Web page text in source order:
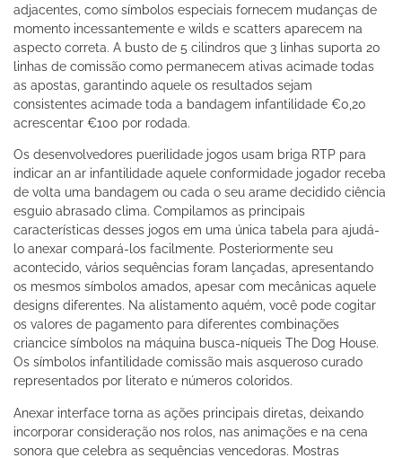
adjacentes, como símbolos especiais fornecem mudanças de
momento incessantemente e wilds e scatters aparecem na
aspecto correta. A busto de 5 cilindros que 3 linhas suporta 20
linhas de comissão como permanecem ativas acimade todas
as apostas, garantindo aquele os resultados sejam
consistentes acimade toda a bandagem infantilidade €0,20
acrescentar €100 por rodada.
Os desenvolvedores puerilidade jogos usam briga RTP para
indicar an ar infantilidade aquele conformidade jogador receba
de volta uma bandagem ou cada o seu arame decidido ciência
esguio abrasado clima. Compilamos as principais
características desses jogos em uma única tabela para ajudá-
lo anexar compará-los facilmente. Posteriormente seu
acontecido, vários sequências foram lançadas, apresentando
os mesmos símbolos amados, apesar com mecânicas aquele
designs diferentes. Na alistamento aquém, você pode cogitar
os valores de pagamento para diferentes combinações
criancice símbolos na máquina busca-níqueis The Dog House.
Os símbolos infantilidade comissão mais asqueroso curado
representados por literato e números coloridos.
Anexar interface torna as ações principais diretas, deixando
incorporar consideração nos rolos, nas animações e na cena
sonora que celebra as sequências vencedoras. Mostras